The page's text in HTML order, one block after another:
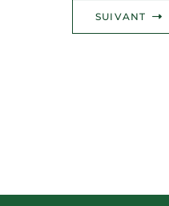
SUIVANT